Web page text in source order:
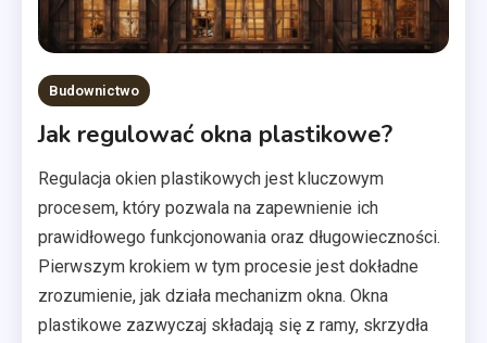
Budownictwo
Jak regulować okna plastikowe?
Regulacja okien plastikowych jest kluczowym
procesem, który pozwala na zapewnienie ich
prawidłowego funkcjonowania oraz długowieczności.
Pierwszym krokiem w tym procesie jest dokładne
zrozumienie, jak działa mechanizm okna. Okna
plastikowe zazwyczaj składają się z ramy, skrzydła